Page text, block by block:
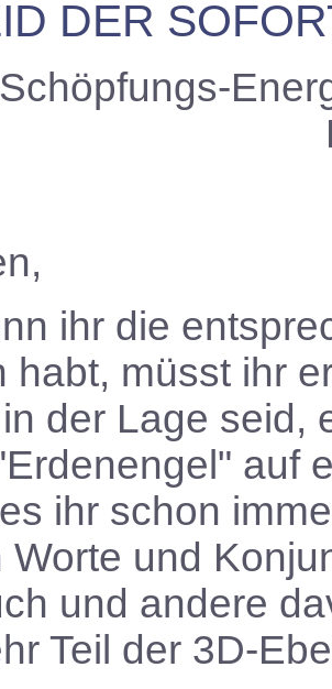
DER
ihr die
habt, müsst ihr
der Lage seid,
auf
ihr schon
Worte und
und andere
Teil der 3D-